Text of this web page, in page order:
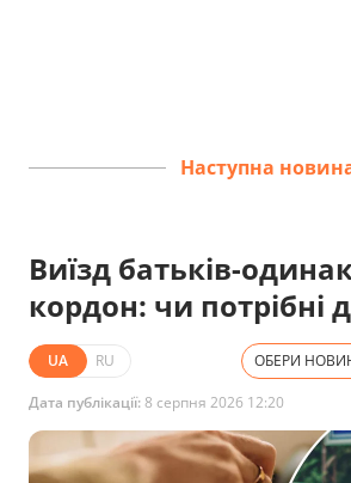
Наступна
Виїзд батьків-
кордон: чи потрібні
UA RU ОБЕРИ
Дата публікації:8 серпня 2026 12:20